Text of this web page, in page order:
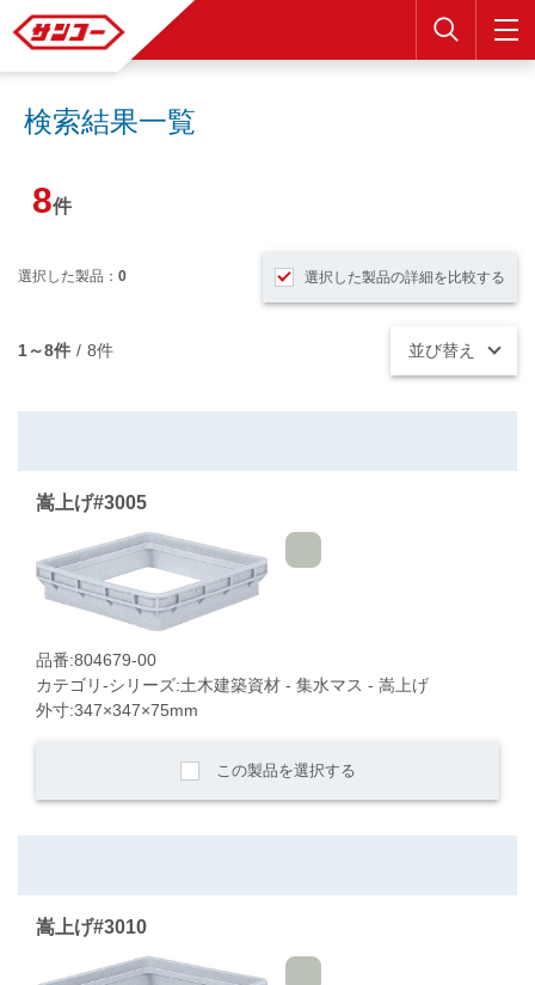
検索
検索結果一覧
8件
選択した製品： 0 選択した製品の詳細を比較する
1～8件 / 8件 並び替え
嵩上げ#3005
品番:804679-00
カテゴリ-シリーズ:土木建築資材 - 集水マス - 嵩上げ
外寸:347×347×75mm
この製品を選択する
嵩上げ#3010